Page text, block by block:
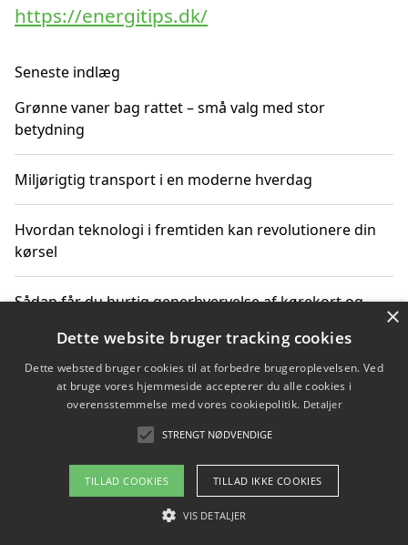
https://energitips.dk/
Seneste indlæg
Grønne vaner bag rattet – små valg med stor
betydning
Miljørigtig transport i en moderne hverdag
Hvordan teknologi i fremtiden kan revolutionere din
kørsel
Sådan får du hurtig generhvervelse af kørekort og
Sådan lærer du miljørigtig kørsel hos en køreskole i
Gentofte
Copyright 2026 - Pilanto Aps
Om / kontakt
×
Dette website bruger tracking cookies
Dette websted bruger cookies til at forbedre brugeroplevelsen. Ved
at bruge vores hjemmeside accepterer du alle cookies i
overensstemmelse med vores cookiepolitik. Detaljer
STRENGT NØDVENDIGE
TILLAD COOKIES TILLAD IKKE COOKIES
VIS DETALJER